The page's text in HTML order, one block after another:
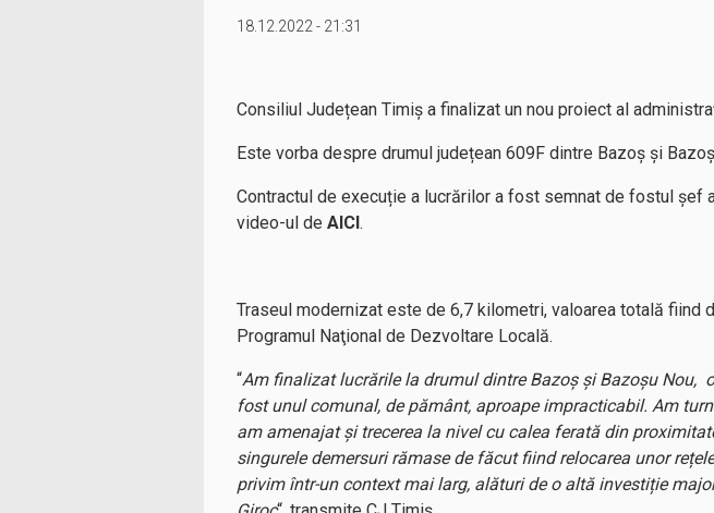
18.12.2022 - 21:31
Consiliul Județean Timiș a finalizat un nou proiect al
Este vorba despre drumul județean 609F dintre Bazoș și
Contractul de execuție a lucrărilor a fost semnat de fostul șef
video-ul de AICI.
Traseul modernizat este de 6,7 kilometri, valoarea totală
Programul Naţional de Dezvoltare Locală.
“Am finalizat lucrările la drumul dintre Bazoș și Bazoșu Nou,
fost unul comunal, de pământ, aproape impracticabil. Am
am amenajat și trecerea la nivel cu calea ferată din
singurele demersuri rămase de făcut fiind relocarea unor
privim într-un context mai larg, alături de o altă investiție